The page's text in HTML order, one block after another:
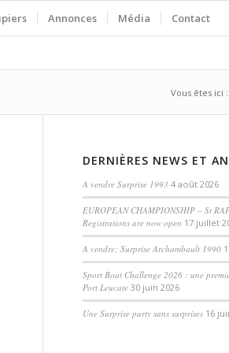
Annonces Média Contact
Vous êtes ici :
DERNIÈRES NEWS ET
A vendre Surprise 1993 4 août 2026
EUROPEAN CHAMPIONSHIP – St
Registrations are now open 17 juillet
A vendre: Surprise Archambault 1990
Sport Boat Challenge 2026 : une
Port Leucate 30 juin 2026
Une Surprise party sans surprises 16